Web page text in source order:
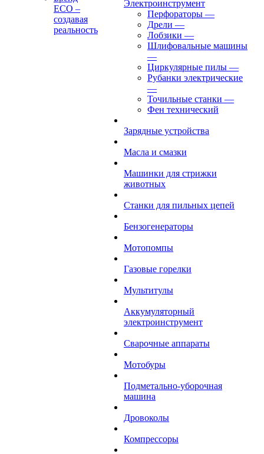
ECO –
создавая
реальность
Электроинструмент
Перфораторы —
Дрели —
Лобзики —
Шлифовальные машины
—
Циркулярные пилы —
Рубанки электрические
—
Точильные станки —
Фен технический
Зарядные устройства
Масла и смазки
Машинки для стрижки
животных
Станки для пильных цепей
Бензогенераторы
Мотопомпы
Газовые горелки
Мультитулы
Аккумуляторный
электроинструмент
Сварочные аппараты
Мотобуры
Подметально-уборочная
машина
Дровоколы
Компрессоры